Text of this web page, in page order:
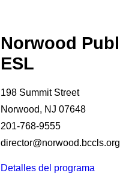
Norwood
ESL
198 Summit Street
Norwood, NJ 07648
201-768-9555
director@norwood.bccls.org
Detalles del programa